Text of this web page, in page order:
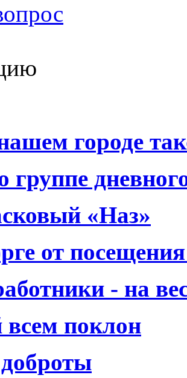
городе
группе
«Наз»
от
- на
поклон